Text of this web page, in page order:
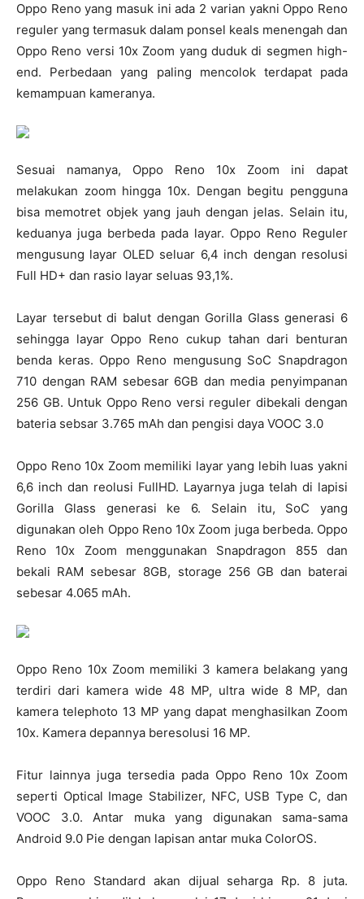
Oppo Reno yang masuk ini ada 2 varian yakni Oppo Reno
reguler yang termasuk dalam ponsel keals menengah dan
Oppo Reno versi 10x Zoom yang duduk di segmen high-
end. Perbedaan yang paling mencolok terdapat pada
kemampuan kameranya.
Sesuai namanya, Oppo Reno 10x Zoom ini dapat
melakukan zoom hingga 10x. Dengan begitu pengguna
bisa memotret objek yang jauh dengan jelas. Selain itu,
keduanya juga berbeda pada layar. Oppo Reno Reguler
mengusung layar OLED seluar 6,4 inch dengan resolusi
Full HD+ dan rasio layar seluas 93,1%.
Layar tersebut di balut dengan Gorilla Glass generasi 6
sehingga layar Oppo Reno cukup tahan dari benturan
benda keras. Oppo Reno mengusung SoC Snapdragon
710 dengan RAM sebesar 6GB dan media penyimpanan
256 GB. Untuk Oppo Reno versi reguler dibekali dengan
bateria sebsar 3.765 mAh dan pengisi daya VOOC 3.0
Oppo Reno 10x Zoom memiliki layar yang lebih luas yakni
6,6 inch dan reolusi FullHD. Layarnya juga telah di lapisi
Gorilla Glass generasi ke 6. Selain itu, SoC yang
digunakan oleh Oppo Reno 10x Zoom juga berbeda. Oppo
Reno 10x Zoom menggunakan Snapdragon 855 dan
bekali RAM sebesar 8GB, storage 256 GB dan baterai
sebesar 4.065 mAh.
Oppo Reno 10x Zoom memiliki 3 kamera belakang yang
terdiri dari kamera wide 48 MP, ultra wide 8 MP, dan
kamera telephoto 13 MP yang dapat menghasilkan Zoom
10x. Kamera depannya beresolusi 16 MP.
Fitur lainnya juga tersedia pada Oppo Reno 10x Zoom
seperti Optical Image Stabilizer, NFC, USB Type C, dan
VOOC 3.0. Antar muka yang digunakan sama-sama
Android 9.0 Pie dengan lapisan antar muka ColorOS.
Oppo Reno Standard akan dijual seharga Rp. 8 juta.